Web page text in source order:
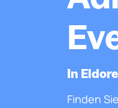
In
Finden